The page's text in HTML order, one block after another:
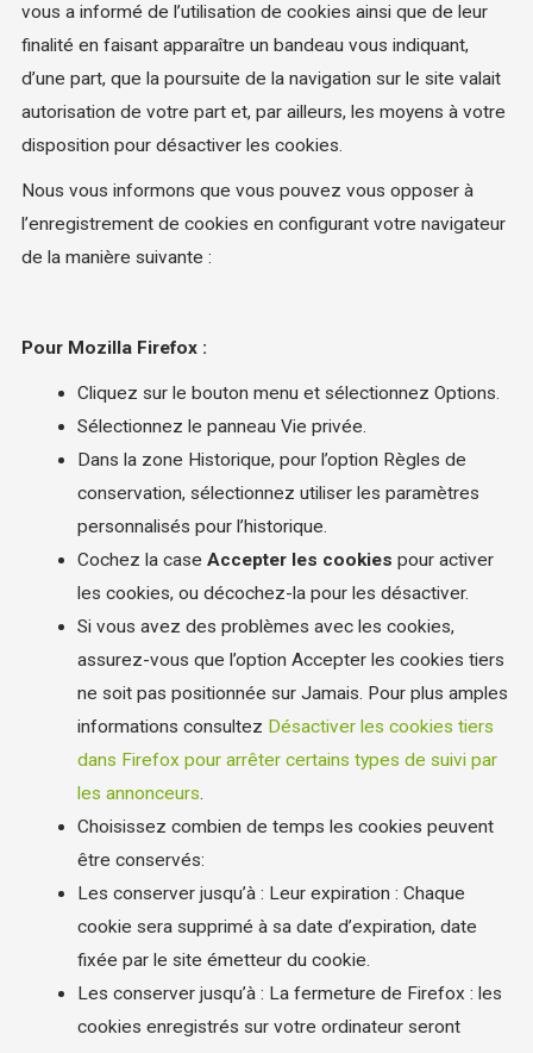
vous a informé de l’utilisation de cookies ainsi que de leur
finalité en faisant apparaître un bandeau vous indiquant,
d’une part, que la poursuite de la navigation sur le site valait
autorisation de votre part et, par ailleurs, les moyens à votre
disposition pour désactiver les cookies.
Nous vous informons que vous pouvez vous opposer à
l’enregistrement de cookies en configurant votre navigateur
de la manière suivante :
Pour Mozilla Firefox :
Cliquez sur le bouton menu et sélectionnez Options.
Sélectionnez le panneau Vie privée.
Dans la zone Historique, pour l’option Règles de
conservation, sélectionnez utiliser les paramètres
personnalisés pour l’historique.
Cochez la case Accepter les cookies pour activer
les cookies, ou décochez-la pour les désactiver.
Si vous avez des problèmes avec les cookies,
assurez-vous que l’option Accepter les cookies tiers
ne soit pas positionnée sur Jamais. Pour plus amples
informations consultez Désactiver les cookies tiers
dans Firefox pour arrêter certains types de suivi par
les annonceurs.
Choisissez combien de temps les cookies peuvent
être conservés:
Les conserver jusqu’à : Leur expiration : Chaque
cookie sera supprimé à sa date d’expiration, date
fixée par le site émetteur du cookie.
Les conserver jusqu’à : La fermeture de Firefox : les
cookies enregistrés sur votre ordinateur seront